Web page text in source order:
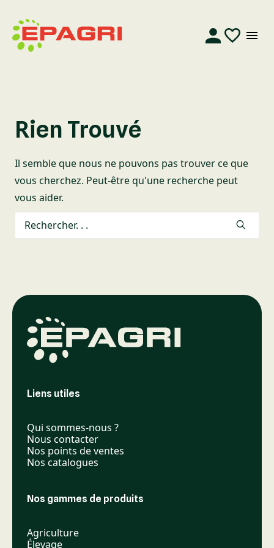
Rien Trouvé
Il semble que nous ne pouvons pas trouver ce que
vous cherchez. Peut-être qu'une recherche peut
vous aider.
Liens utiles
Qui sommes-nous ?
Nous contacter
Nos points de ventes
Nos catalogues
Nos gammes de produits
Agriculture
Élevage